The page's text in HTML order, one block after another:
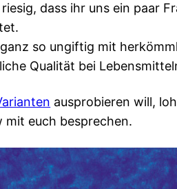
dass ihr uns ein paar
so ungiftig mit
Qualität bei
ausprobieren will,
euch besprechen.